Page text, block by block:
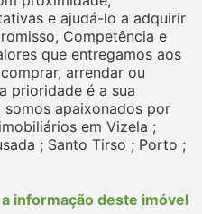
e ajudá-lo a adquirir
Competência e
que entregamos aos
arrendar ou
prioridade é a sua
somos apaixonados por
em Vizela ;
; Santo Tirso ; Porto ;
informação deste imóvel